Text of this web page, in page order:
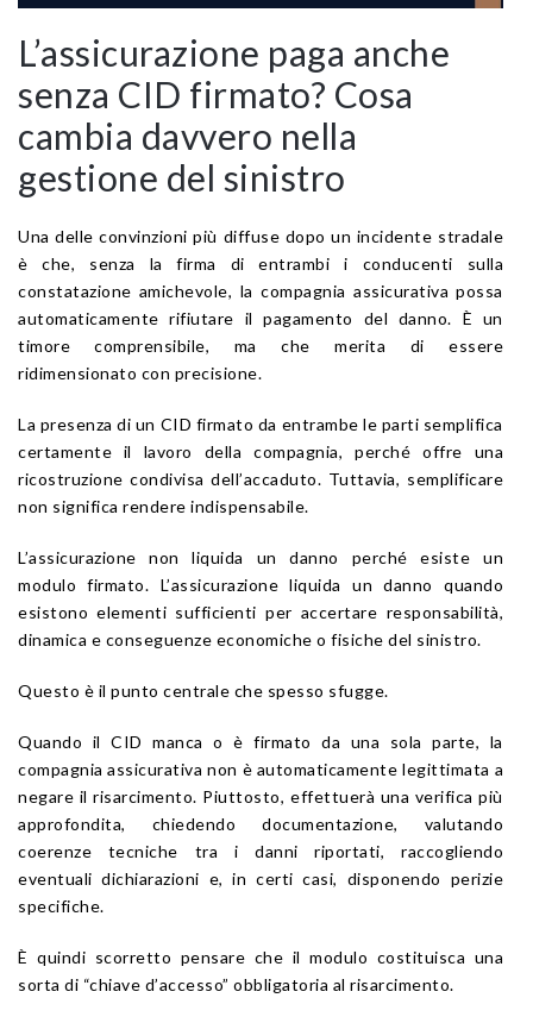
L’assicurazione paga anche
senza CID firmato? Cosa
cambia davvero nella
gestione del sinistro
Una delle convinzioni più diffuse dopo un incidente stradale
è che, senza la firma di entrambi i conducenti sulla
constatazione amichevole, la compagnia assicurativa possa
automaticamente rifiutare il pagamento del danno. È un
timore comprensibile, ma che merita di essere
ridimensionato con precisione.
La presenza di un CID firmato da entrambe le parti semplifica
certamente il lavoro della compagnia, perché offre una
ricostruzione condivisa dell’accaduto. Tuttavia, semplificare
non significa rendere indispensabile.
L’assicurazione non liquida un danno perché esiste un
modulo firmato. L’assicurazione liquida un danno quando
esistono elementi sufficienti per accertare responsabilità,
dinamica e conseguenze economiche o fisiche del sinistro.
Questo è il punto centrale che spesso sfugge.
Quando il CID manca o è firmato da una sola parte, la
compagnia assicurativa non è automaticamente legittimata a
negare il risarcimento. Piuttosto, effettuerà una verifica più
approfondita, chiedendo documentazione, valutando
coerenze tecniche tra i danni riportati, raccogliendo
eventuali dichiarazioni e, in certi casi, disponendo perizie
specifiche.
È quindi scorretto pensare che il modulo costituisca una
sorta di “chiave d’accesso” obbligatoria al risarcimento.